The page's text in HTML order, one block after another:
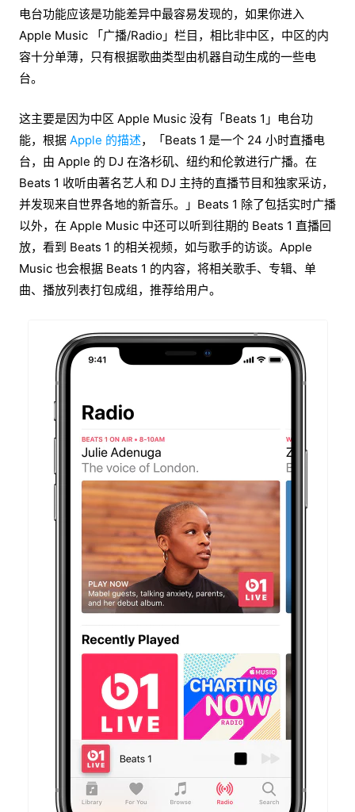
电台功能应该是功能差异中最容易发现的，如果你进入
Apple Music 「广播/Radio」栏目，相比非中区，中区的内
容十分单薄，只有根据歌曲类型由机器自动生成的一些电
台。
这主要是因为中区 Apple Music 没有「Beats 1」电台功
能，根据 Apple 的描述，「Beats 1 是一个 24 小时直播电
台，由 Apple 的 DJ 在洛杉矶、纽约和伦敦进行广播。在
Beats 1 收听由著名艺人和 DJ 主持的直播节目和独家采访，
并发现来自世界各地的新音乐。」Beats 1 除了包括实时广播
以外，在 Apple Music 中还可以听到往期的 Beats 1 直播回
放，看到 Beats 1 的相关视频，如与歌手的访谈。Apple
Music 也会根据 Beats 1 的内容，将相关歌手、专辑、单
曲、播放列表打包成组，推荐给用户。